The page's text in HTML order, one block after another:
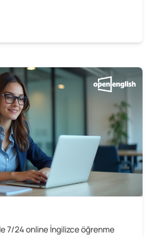
7/24 online İngilizce öğrenme